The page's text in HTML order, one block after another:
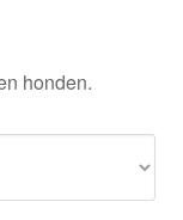
honden.